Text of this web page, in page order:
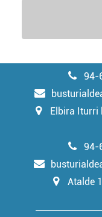
94-
Elbira Iturri
94-
Atalde